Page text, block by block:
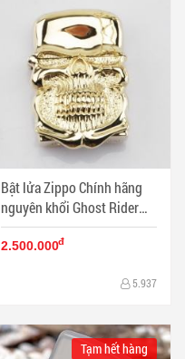
Bật lửa Zippo Chính hãng
nguyên khổi Ghost Rider
Demon Skull tin Cangyin
2.500.000đ
5.937
Tạm hết hàng